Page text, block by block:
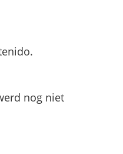
nog niet